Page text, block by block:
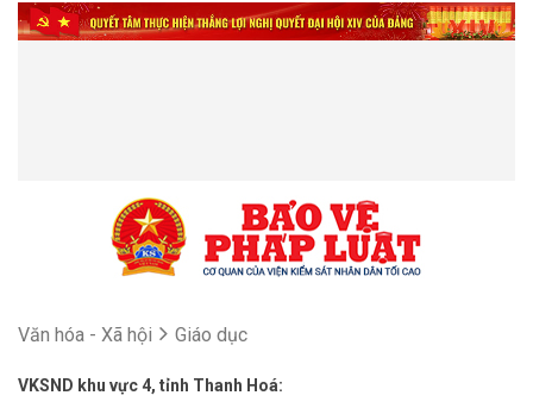
Văn hóa - Xã hội Giáo dục
VKSND khu vực 4, tỉnh Thanh Hoá: